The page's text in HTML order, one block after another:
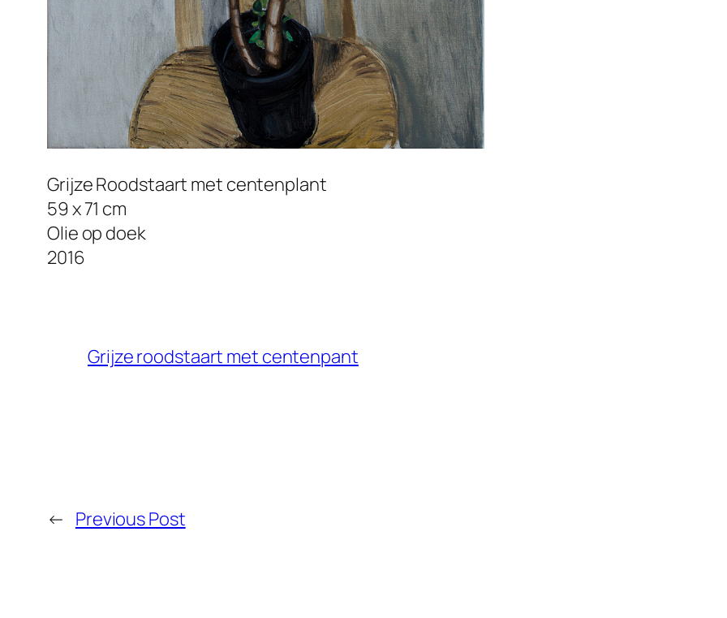
Grijze Roodstaart met centenplant
59 x 71 cm
Olie op doek
2016
Grijze roodstaart met centenpant
← Previous Post